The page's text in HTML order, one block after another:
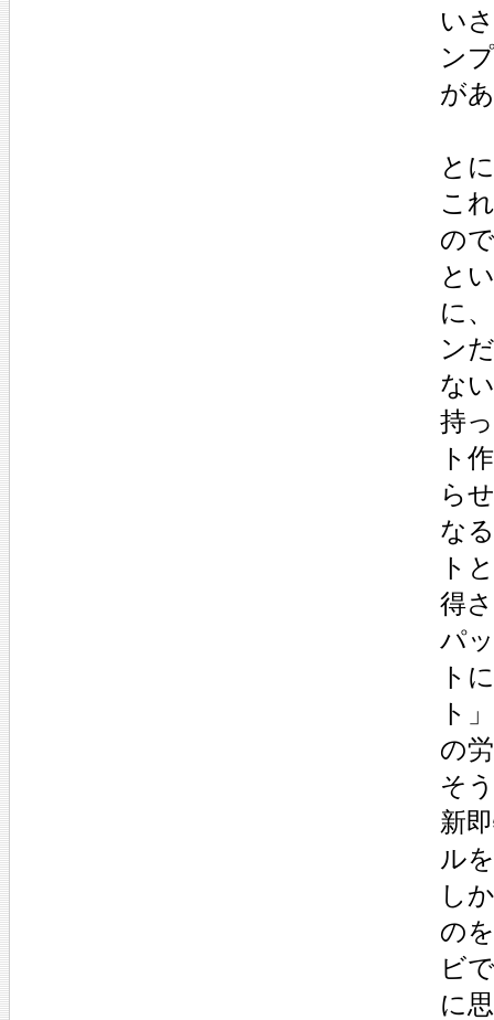
い
ン
が
と
こ
の
と
に
ン
な
持
ト
ら
な
ト
得
パ
ト
ト
の
そ
新
ル
し
の
ビ
に